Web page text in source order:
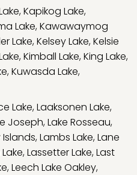
,Kapikog Lake,
Lake,Kawawaymog
Lake,Kelsey Lake,Kelsie
,Kimball Lake,King Lake,
,Kuwasda Lake,
Lake,Laaksonen Lake,
Joseph,Lake Rosseau,
Islands,Lambs Lake,Lane
,Lassetter Lake,Last
,Leech Lake Oakley,